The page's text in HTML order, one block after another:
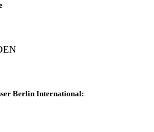
Berlin International: